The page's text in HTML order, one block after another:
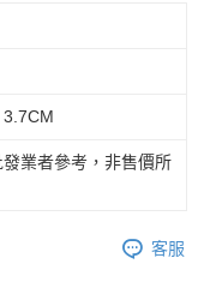
業者參考，非售價所
客服